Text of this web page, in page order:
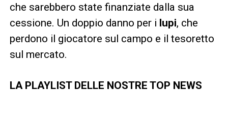
che sarebbero state finanziate dalla sua
cessione. Un doppio danno per i lupi, che
perdono il giocatore sul campo e il tesoretto
sul mercato.
LA PLAYLIST DELLE NOSTRE TOP NEWS